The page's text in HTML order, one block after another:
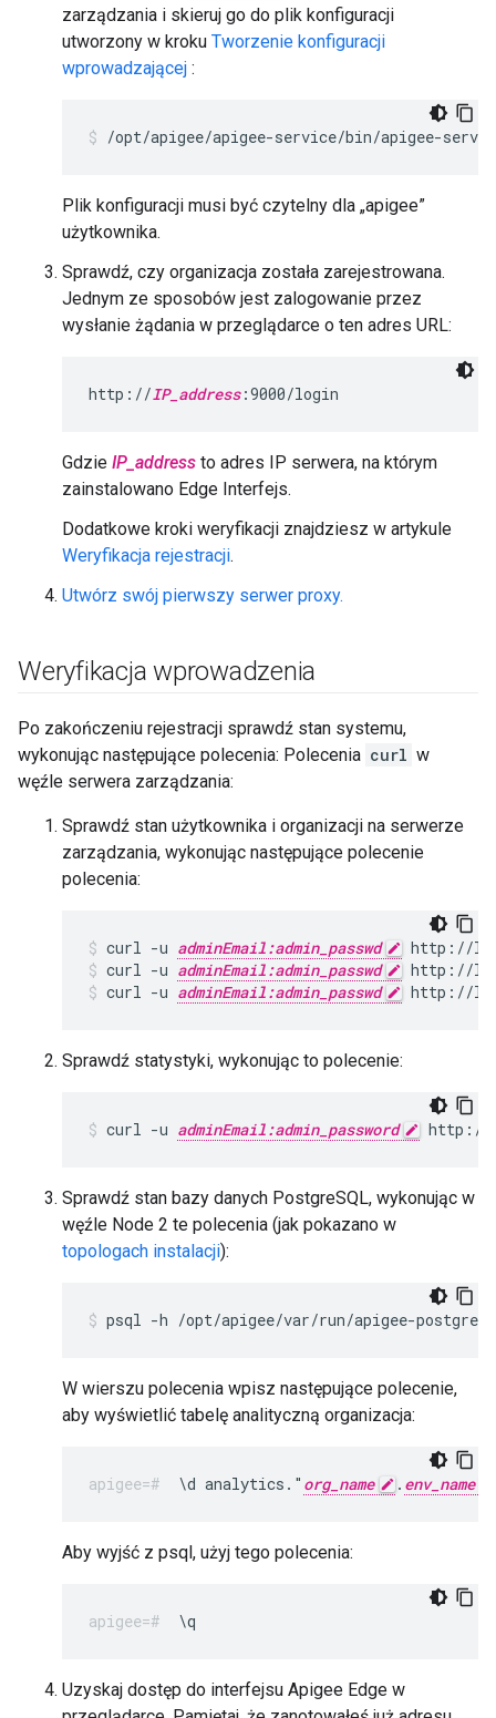
zarządzania i skieruj go do plik konfiguracji
utworzony w kroku Tworzenie konfiguracji
wprowadzającej :
/opt/apigee/apigee-service/bin/apigee-
Plik konfiguracji musi być czytelny dla „apigee”
użytkownika.
Sprawdź, czy organizacja została zarejestrowana.
Jednym ze sposobów jest zalogowanie przez
wysłanie żądania w przeglądarce o ten adres URL:
http://IP_address:9000/login
Gdzie IP_address to adres IP serwera, na którym
zainstalowano Edge Interfejs.
Dodatkowe kroki weryfikacji znajdziesz w artykule
Weryfikacja rejestracji.
Utwórz swój pierwszy serwer proxy.
Weryfikacja wprowadzenia
Po zakończeniu rejestracji sprawdź stan systemu,
wykonując następujące polecenia: Polecenia curl w
węźle serwera zarządzania:
Sprawdź stan użytkownika i organizacji na serwerze
zarządzania, wykonując następujące polecenie
polecenia:
curl -u adminEmail:admin_passwd
curl -u adminEmail:admin_passwd
http://
curl -u adminEmail:admin_passwd http://
Sprawdź statystyki, wykonując to polecenie:
curl -u adminEmail:admin_password http://
Sprawdź stan bazy danych PostgreSQL, wykonując w
węźle Node 2 te polecenia (jak pokazano w
topologach instalacji):
psql -h /opt/apigee/var/run/apigee-
W wierszu polecenia wpisz następujące polecenie,
aby wyświetlić tabelę analityczną organizacja:
\d analytics." org_name . env_name
Aby wyjść z psql, użyj tego polecenia:
\q
Uzyskaj dostęp do interfejsu Apigee Edge w